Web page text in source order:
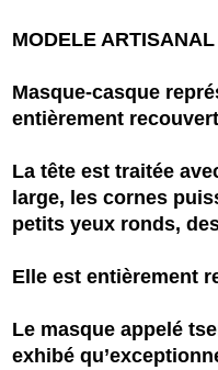
MODELE
Masque-casque
entièrement
La tête est traitée
large, les cornes
petits yeux ronds,
Elle est entièrement
Le masque appelé
exhibé